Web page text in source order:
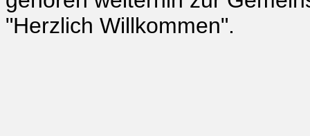
"Herzlich Willkommen".